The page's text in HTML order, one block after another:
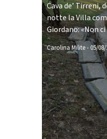
Cava de’ Tirreni,
notte la Villa
Giordano: «Non
Carolina Milite- 05/